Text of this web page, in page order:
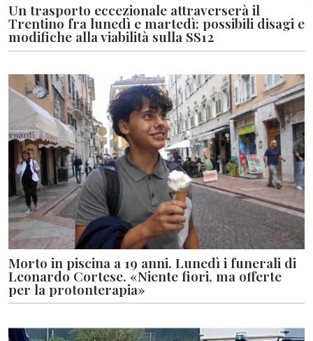
Un trasporto eccezionale attraverserà il
Trentino fra lunedì e martedì: possibili disagi e
modifiche alla viabilità sulla SS12
Morto in piscina a 19 anni. Lunedì i funerali di
Leonardo Cortese. «Niente fiori, ma offerte
per la protonterapia»